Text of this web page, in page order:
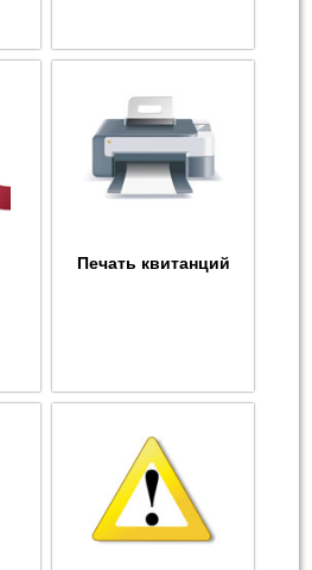
Печать квитанций